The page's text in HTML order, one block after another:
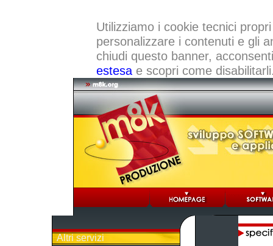
Utilizziamo i cookie tecnici
personalizzare i contenuti e gli
chiudi questo banner,
estesae scopri come
Altri servizi